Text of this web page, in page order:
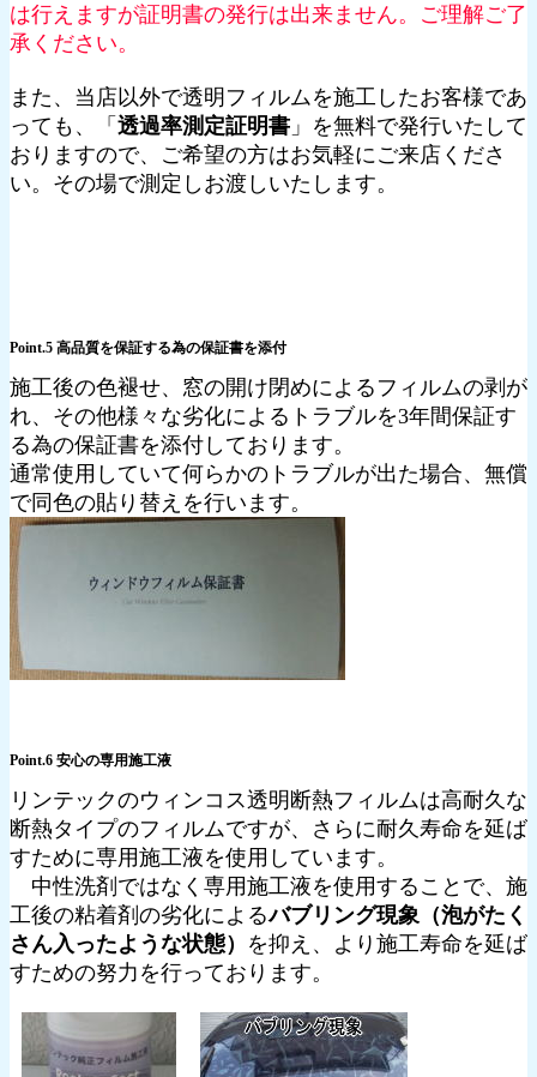
は行えますが証明書の発行は出来ません。ご理解ご了
承ください。
また、当店以外で透明フィルムを施工したお客様であ
っても、「 透過率測定証明書 」を無料で発行いたして
おりますので、ご希望の方はお気軽にご来店くださ
い。その場で測定しお渡しいたします。
Point.5 高品質を保証する為の保証書を添付
施工後の色褪せ、窓の開け閉めによるフィルムの剥が
れ、その他様々な劣化によるトラブルを3年間保証す
る為の保証書を添付しております。
通常使用していて何らかのトラブルが出た場合、無償
で同色の貼り替えを行います。
Point.6 安心の専用施工液
リンテックのウィンコス透明断熱フィルムは高耐久な
断熱タイプのフィルムですが、さらに耐久寿命を延ば
すために専用施工液を使用しています。
中性洗剤ではなく専用施工液を使用することで、施
工後の粘着剤の劣化によるバブリング現象（泡がたく
さん入ったような状態） を抑え、より施工寿命を延ば
すための努力を行っております。